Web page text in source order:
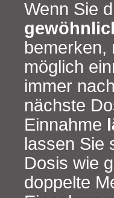
Wenn Sie
bemerken,
möglich
immer
nächste
Einnahme
lassen Sie
Dosis wie
doppelte